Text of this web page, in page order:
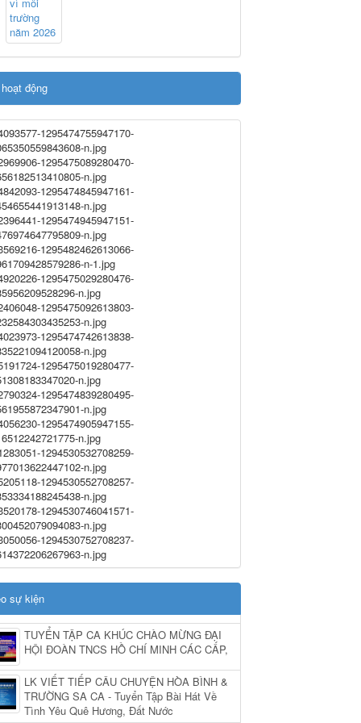
động
sự kiện
TUYỂN TẬP CA KHÚC CHÀO MỪNG ĐẠI
HỘI ĐOÀN TNCS HỒ CHÍ MINH CÁC CẤP,
LK VIẾT TIẾP CÂU CHUYỆN HÒA BÌNH &
TRƯỜNG SA CA - Tuyển Tập Bài Hát Về
Tình Yêu Quê Hương, Đất Nước